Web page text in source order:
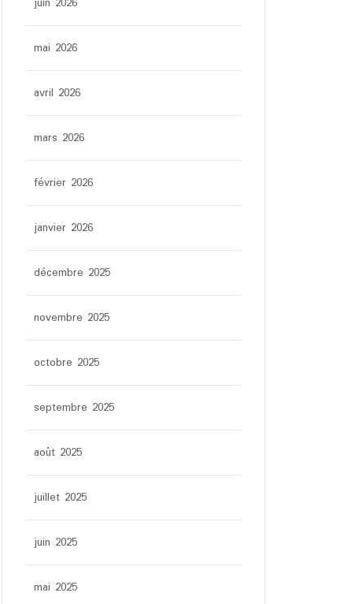
mai 2026
avril 2026
mars 2026
février 2026
janvier 2026
décembre 2025
novembre 2025
octobre 2025
septembre 2025
août 2025
juillet 2025
juin 2025
mai 2025